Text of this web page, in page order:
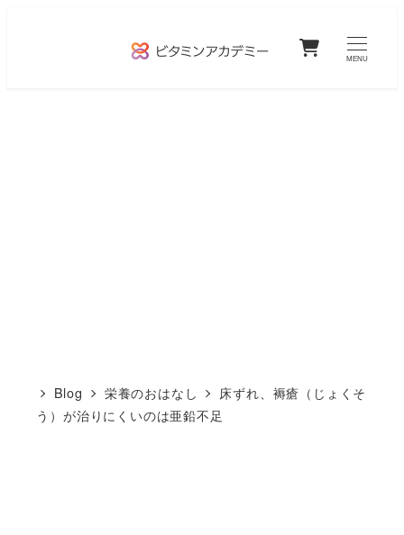
0
MENU
Blog 栄養のおはなし
床ずれ、褥瘡（じょくそ
う）が治りにくいのは亜鉛不足